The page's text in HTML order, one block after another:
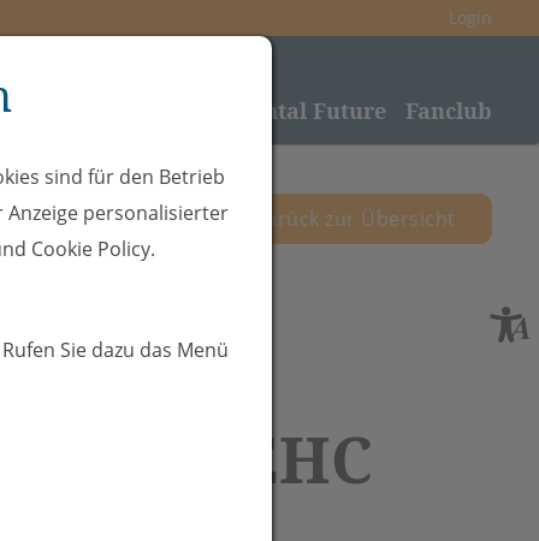
Login
Rheintal Future Fanclub
zurück zur Übersicht
- EHC
sind für den Betrieb
personalisierter
Cookie Policy.
Sie dazu das Menü